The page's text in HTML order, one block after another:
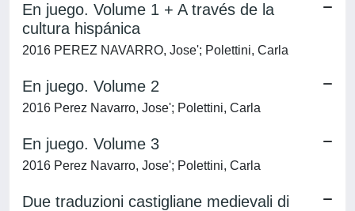
En juego. Volume 1 + A través de la
cultura hispánica
2016 PEREZ NAVARRO, Jose'; Polettini, Carla
En juego. Volume 2
2016 Perez Navarro, Jose'; Polettini, Carla
En juego. Volume 3
2016 Perez Navarro, Jose'; Polettini, Carla
Due traduzioni castigliane medievali di